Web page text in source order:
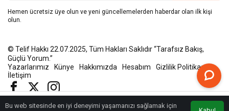
Bu web sitesinde en iyi deneyimi yaşamanızı sağlamak için
Hemen ücretsiz üye olun ve yeni güncellemelerden haberdar olan ilk kişi
olun.
© Telif Hakkı 22.07.2025, Tüm Hakları Saklıdır “Tarafsız Bakış,
Güçlü Yorum.”
Yazarlarımız
Künye Hakkımızda Hesabım
Gizlilik Politikası
İletişim